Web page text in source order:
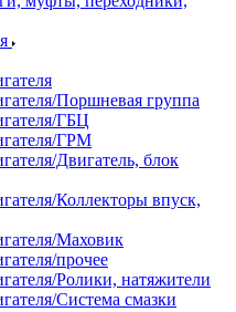
Поршневая группа
ГБЦ
ГРМ
Двигатель, блок
Коллекторы впуск,
Маховик
прочее
Ролики, натяжители
Система смазки